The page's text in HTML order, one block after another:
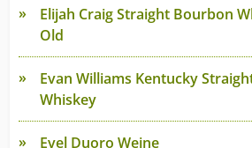
Elijah Craig Straight Bourbon
Old
Evan Williams Kentucky
Whiskey
Evel Duoro Weine